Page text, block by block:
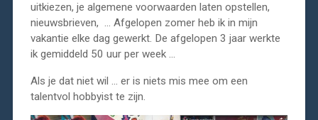
uitkiezen, je algemene voorwaarden laten opstellen,
nieuwsbrieven, … Afgelopen zomer heb ik in mijn
vakantie elke dag gewerkt. De afgelopen 3 jaar werkte
ik gemiddeld 50 uur per week …
Als je dat niet wil … er is niets mis mee om een
talentvol hobbyist te zijn.